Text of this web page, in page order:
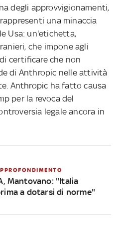
degli approvvigionamenti,
una minaccia
Usa: un'etichetta,
che impone agli
certificare che non
di Anthropic nelle attività
Anthropic ha fatto causa
per la revoca del
legale ancora in
Mantovano: "Italia
a dotarsi di norme"